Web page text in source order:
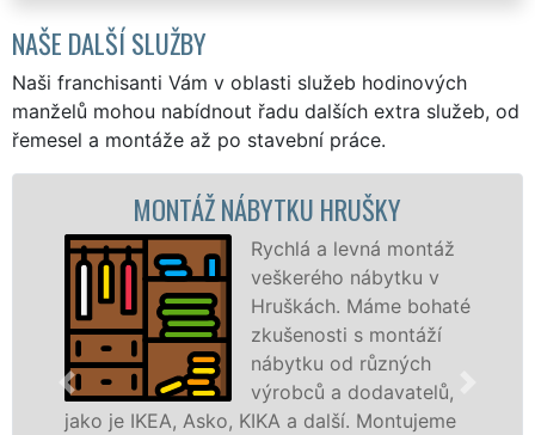
NAŠE DALŠÍ SLUŽBY
Naši franchisanti Vám v oblasti služeb hodinových
manželů mohou nabídnout řadu dalších extra služeb, od
řemesel a montáže až po stavební práce.
MONTÁŽ NÁBYTKU HRUŠKY
Rychlá a levná montáž
veškerého nábytku v
Hruškách. Máme bohaté
zkušenosti s montáží
nábytku od různých
výrobců a dodavatelů,
IKEA, Asko, KIKA a další. Montujeme
různých